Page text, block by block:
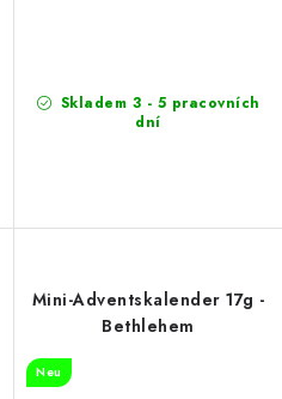
Skladem 3 - 5 pracovních
dní
Mini-Adventskalender 17g -
Bethlehem
Neu